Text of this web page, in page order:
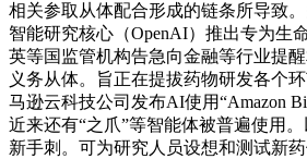
相关参取从体配合形成的链条所导致
智能研究核心（OpenAI）推出专为生
英等国监管机构告急向金融等行业提
义务从体。旨正在提拔药物研发各个
马逊云科技公司发布AI使用“Amazon
近来还有“之爪”等智能体被普遍使用
新手刺。可为研究人员设想和测试新